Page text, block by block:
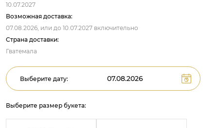
10.07.2027
Возможная доставка:
07.08.2026, или до 10.07.2027 включительно
Страна доставки:
Гватемала
Выберите дату:
Выберите размер букета: